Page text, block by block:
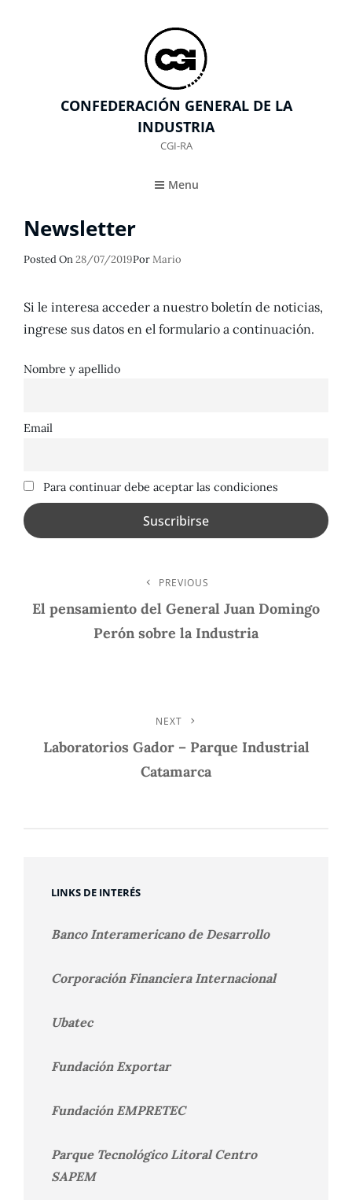
CONFEDERACIÓN GENERAL DE LA
INDUSTRIA
CGI-RA
Menu
Newsletter
Posted OnPublicado
28/07/2019PorMario
Si le interesa acceder a nuestro boletín de noticias,
ingrese sus datos en el formulario a continuación.
Nombre y apellido
Email
Para continuar debe aceptar las condiciones
De
Post
PREVIOUS
El pensamiento del General Juan Domingo
Perón sobre la Industria
Post
NEXT
Laboratorios Gador – Parque Industrial
Catamarca
LINKS DE INTERÉS
Banco Interamericano de Desarrollo
Corporación Financiera Internacional
Ubatec
Fundación Exportar
Fundación EMPRETEC
Parque Tecnológico Litoral Centro
SAPEM